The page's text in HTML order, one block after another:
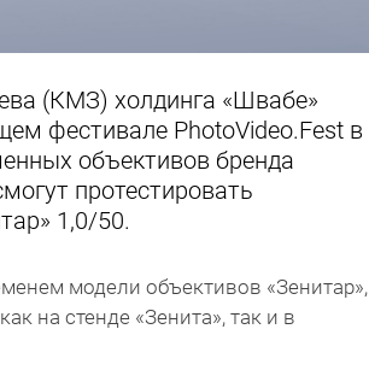
(КМЗ) холдинга «Швабе»
фестивале PhotoVideo.Fest в
объективов бренда
протестировать
1,0/50.
модели объективов «Зенитар»,
на стенде «Зенита», так и в